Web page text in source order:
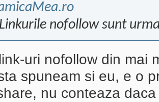
nofollow sunt
uri nofollow din mai
spuneam si eu, e o
nu conteaza